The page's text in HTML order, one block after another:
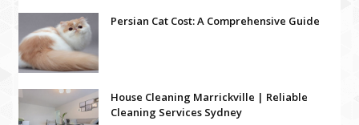
Persian Cat Cost: A Comprehensive Guide
House Cleaning Marrickville | Reliable
Cleaning Services Sydney